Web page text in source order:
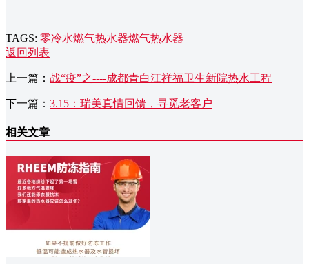
TAGS: 零冷水燃气热水器燃气热水器
返回列表
上一篇： 战“疫”之----成都青白江祥福卫生新院热水工程
下一篇： 3.15：瑞美真情回馈，寻觅老客户
相关文章